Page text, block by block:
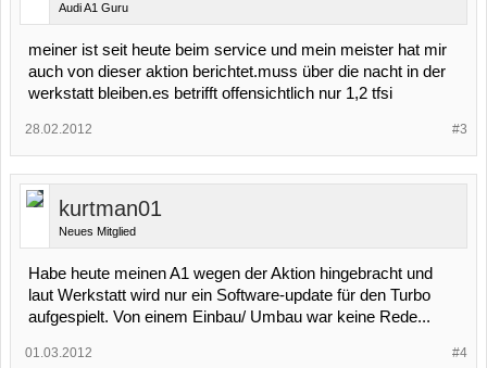
Audi A1 Guru
meiner ist seit heute beim service und mein meister hat mir
auch von dieser aktion berichtet.muss über die nacht in der
werkstatt bleiben.es betrifft offensichtlich nur 1,2 tfsi
#3
28.02.2012
kurtman01
Neues Mitglied
Habe heute meinen A1 wegen der Aktion hingebracht und
laut Werkstatt wird nur ein Software-update für den Turbo
aufgespielt. Von einem Einbau/ Umbau war keine Rede...
#4
01.03.2012